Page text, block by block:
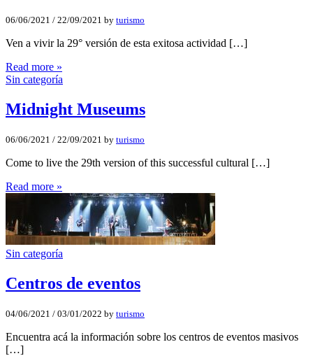
06/06/2021 / 22/09/2021 by turismo
Ven a vivir la 29° versión de esta exitosa actividad […]
Read more »
Sin categoría
Midnight Museums
06/06/2021 / 22/09/2021 by turismo
Come to live the 29th version of this successful cultural […]
Read more »
Sin categoría
Centros de eventos
04/06/2021 / 03/01/2022 by turismo
Encuentra acá la información sobre los centros de eventos masivos
[…]